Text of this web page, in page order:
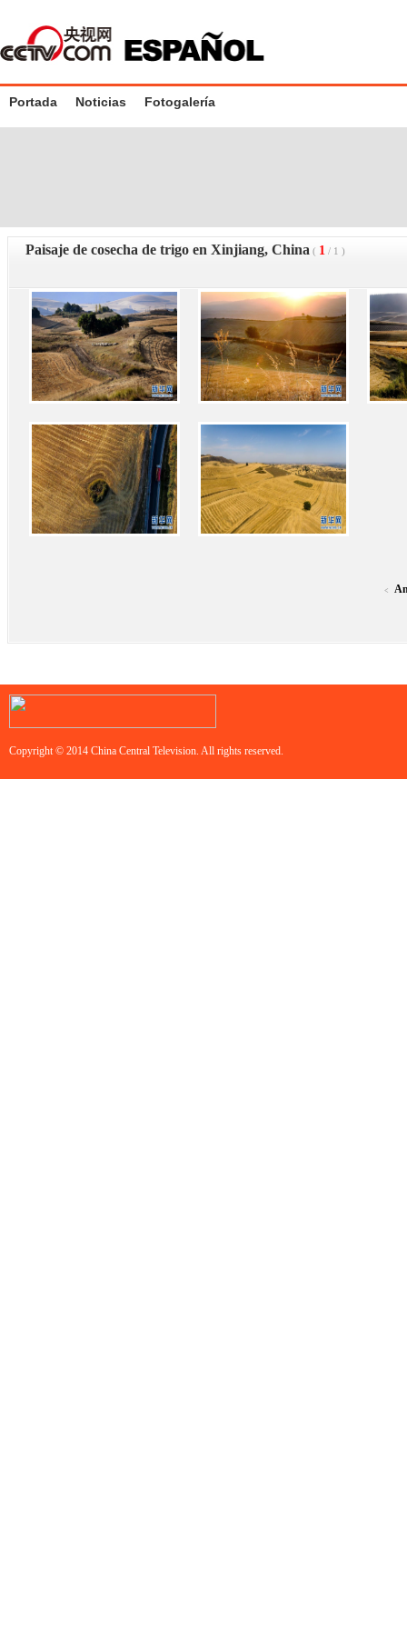
Portada Noticias Fotogalería
Paisaje de cosecha de trigo en Xinjiang, China ( 1 / 1 )
<
Copyright © 2014 China Central Television. All rights reserved.